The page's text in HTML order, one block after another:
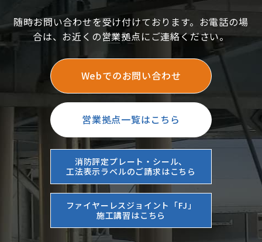
随時お問い合わせを受け付けております。お電話の場
合は、お近くの営業拠点にご連絡ください。
Webでのお問い合わせ
営業拠点一覧はこちら
消防評定プレート・シール、
工法表示ラベルのご請求はこちら
ファイヤーレスジョイント「FJ」
施工講習はこちら